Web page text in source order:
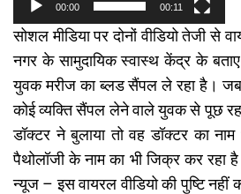
00:00 00:11
सोशल मीडिया पर दोनों वीडियो तेजी से
नगर के सामुदायिक स्वास्थ केंद्र के
युवक मरीज का ब्लड सैंपल ले रहा है।
कोई व्यक्ति सैंपल लेने वाले युवक से पूछ
डॉक्टर ने बुलाया तो वह डॉक्टर का
पैथोलॉजी के नाम का भी जिक्र कर रहा
न्यूज – इस वायरल वीडियो की पुष्टि नहीं